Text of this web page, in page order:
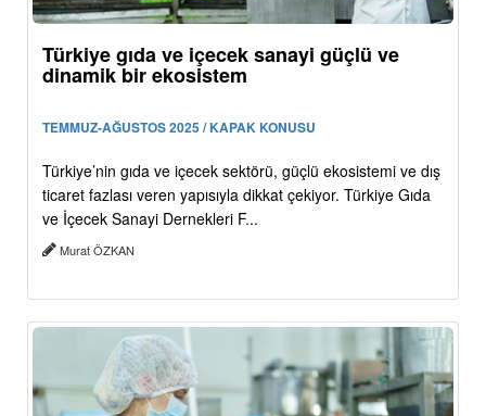
Türkiye gıda ve içecek sanayi güçlü ve
dinamik bir ekosistem
TEMMUZ-AĞUSTOS 2025 / KAPAK KONUSU
Türkiye’nin gıda ve içecek sektörü, güçlü ekosistemi ve dış
ticaret fazlası veren yapısıyla dikkat çekiyor. Türkiye Gıda
ve İçecek Sanayi Dernekleri F...
Murat ÖZKAN